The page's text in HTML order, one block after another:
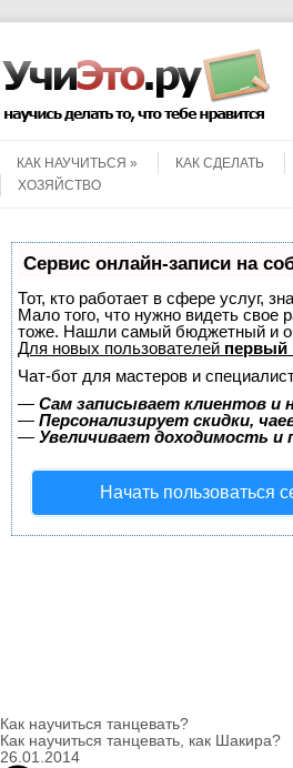
КАК НАУЧИТЬСЯ
КАК СДЕЛАТЬ
ХОЗЯЙСТВО
Сервис онлайн-записи на
Тот, кто работает в сфере услуг,
Мало того, что нужно видеть свое
тоже. Нашли самый бюджетный и
Для новых пользователей первый
Чат-бот для мастеров и
— Сам записывает клиентов и
— Персонализирует скидки,
— Увеличивает доходимость
Начать пользоваться
Как научиться танцевать?
Как научиться танцевать, как Шакира?
26.01.2014